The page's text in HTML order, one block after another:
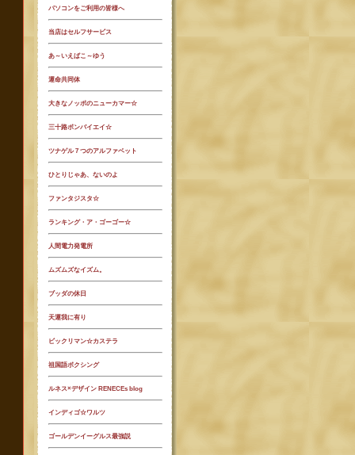
パソコンをご利用の皆様へ
当店はセルフサービス
あ～いえばこ～ゆう
運命共同体
大きなノッポのニューカマー☆
三十路ボンバイエイ☆
ツナゲル７つのアルファベット
ひとりじゃあ、ないのよ
ファンタジスタ☆
ランキング・ア・ゴーゴー☆
人間電力発電所
ムズムズなイズム。
ブッダの休日
天運我に有り
ビックリマン☆カステラ
祖国語ボクシング
ルネス×デザイン RENECEs blog
インディゴ☆ワルツ
ゴールデンイーグルス最強説